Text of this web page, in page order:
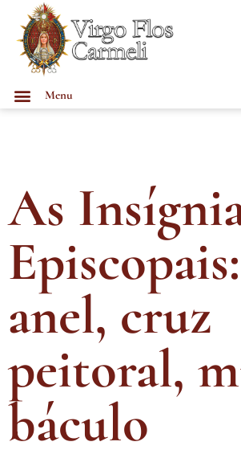
Menu
As
Episcopais:
anel, cruz
peitoral,
báculo